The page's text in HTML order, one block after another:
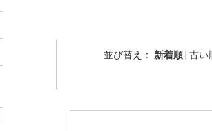
並び替え： 新着順 古い